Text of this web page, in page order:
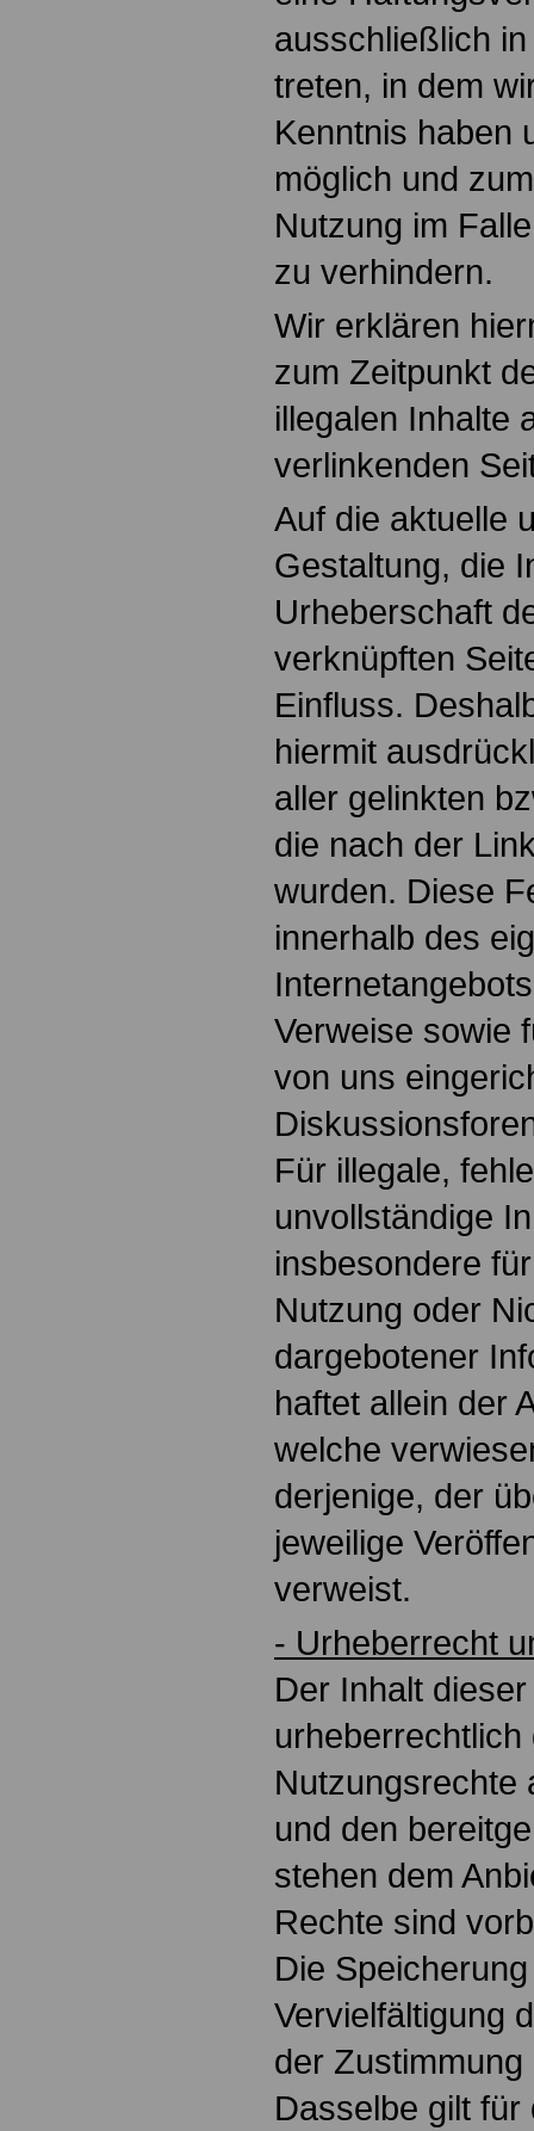
ausschließlich
treten, in dem
Kenntnis haben
möglich und
Nutzung im
zu verhindern.
Wir erklären
zum Zeitpunkt
illegalen Inhalte
verlinkenden
Auf die aktuelle
Gestaltung, die
Urheberschaft
verknüpften
Einfluss.
hiermit
aller gelinkten
die nach der
wurden. Diese
innerhalb des
Verweise sowie
von uns
Für illegale,
unvollständige
insbesondere
Nutzung oder
dargebotener
haftet allein der
welche
derjenige, der
jeweilige
verweist.
- Urheberrecht
Der Inhalt
Nutzungsrechte
und den
stehen dem
Rechte sind
Die
Vervielfältigung
der
Dasselbe gilt